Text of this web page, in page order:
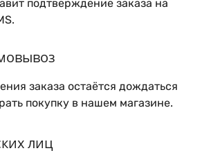
подтверждение заказа на
заказа остаётся дождаться
покупку в нашем магазине.
лиц